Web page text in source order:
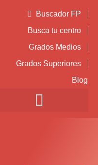
Buscador FP
Busca tu centro
Grados Medios
Grados Superiores
Blog